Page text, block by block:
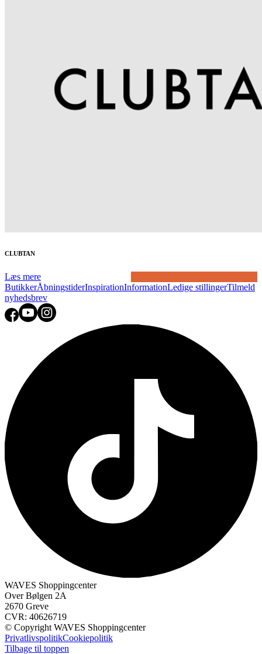
CLUBTAN
Læs mere
ButikkerÅbningstiderInspirationInformationLedige stillingerTilmeld
nyhedsbrev
WAVES Shoppingcenter
Over Bølgen 2A
2670 Greve
CVR: 40626719
© Copyright WAVES Shoppingcenter
PrivatlivspolitikCookiepolitik
Tilbage til toppen